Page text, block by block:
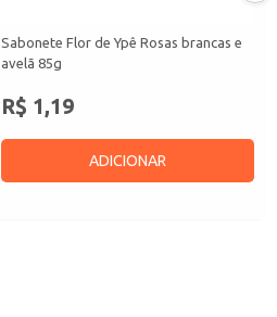
Sabonete Flor de Ypê Rosas brancas e
avelã 85g
R$ 1,19
ADICIONAR